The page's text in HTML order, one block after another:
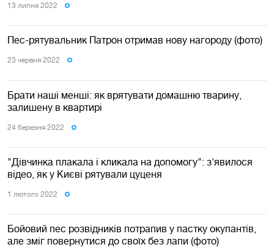
13 липня 2022
Пес-рятувальник Патрон отримав нову нагороду (фото)
23 червня 2022
Брати наші менші: як врятувати домашню тварину,
залишену в квартирі
24 березня 2022
"Дівчинка плакала і кликала на допомогу": з'явилося
відео, як у Києві рятували цуценя
1 лютого 2022
Бойовий пес розвідників потрапив у пастку окупантів,
але зміг повернутися до своїх без лапи (фото)